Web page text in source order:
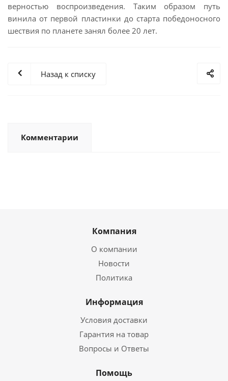
верностью воспроизведения. Таким образом путь
винила от первой пластинки до старта победоносного
шествия по планете занял более 20 лет.
Назад к списку
Комментарии
Компания
О компании
Новости
Политика
Информация
Условия доставки
Гарантия на товар
Вопросы и Ответы
Помощь